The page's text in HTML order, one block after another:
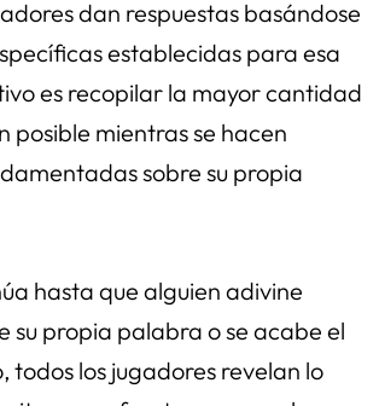
dan respuestas basándose
establecidas para esa
es recopilar la mayor cantidad
posible mientras se hacen
sobre su propia
hasta que alguien adivine
su propia palabra o se acabe el
todos los jugadores revelan lo